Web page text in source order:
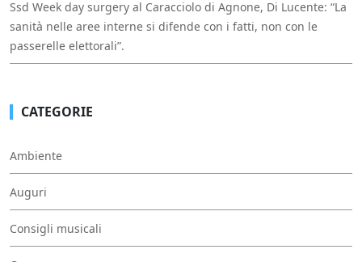
Ssd Week day surgery al Caracciolo di Agnone, Di Lucente: “La
sanità nelle aree interne si difende con i fatti, non con le
passerelle elettorali”.
CATEGORIE
Ambiente
Auguri
Consigli musicali